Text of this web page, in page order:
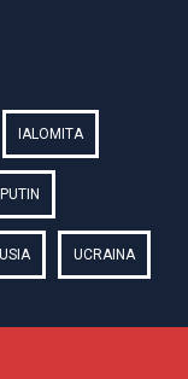
IALOMITA
PUTIN
UCRAINA